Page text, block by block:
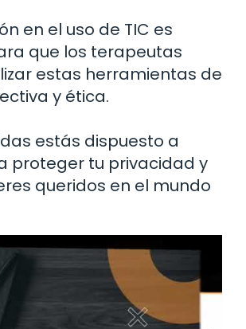
en el uso de TIC es
que los terapeutas
estas herramientas de
y ética.
estás dispuesto a
proteger tu privacidad y
queridos en el mundo